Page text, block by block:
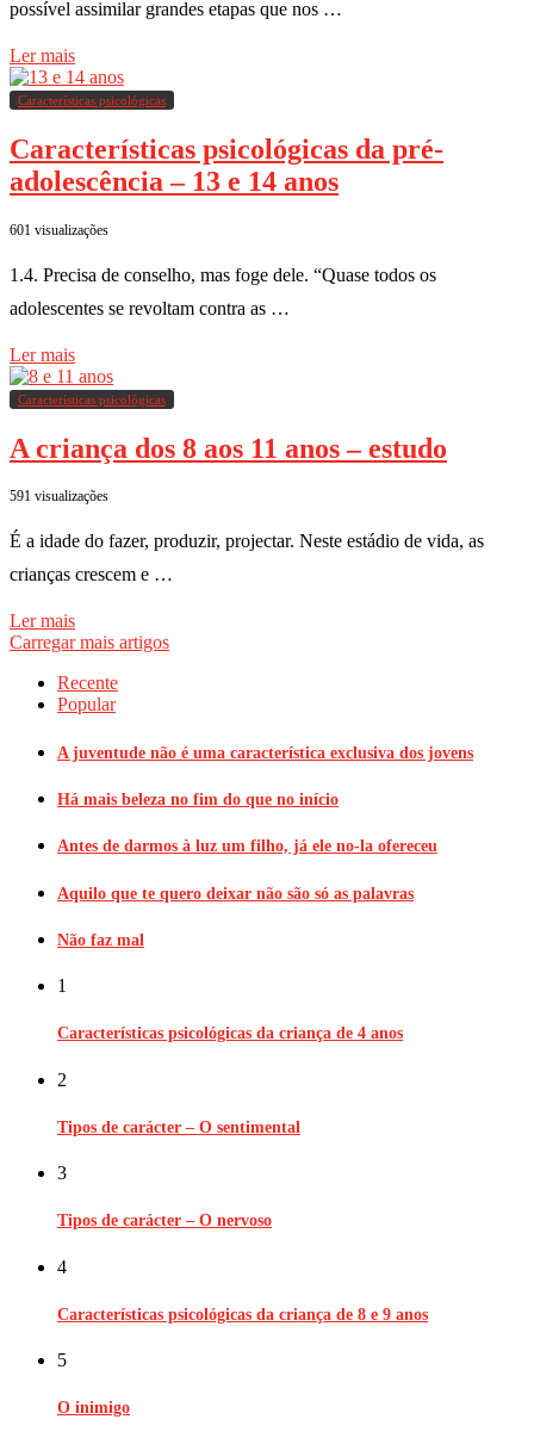
possível assimilar grandes etapas que nos …
Ler mais
Características psicológicas
Características psicológicas da pré-
adolescência – 13 e 14 anos
601 visualizações
1.4. Precisa de conselho, mas foge dele. “Quase todos os
adolescentes se revoltam contra as …
Ler mais
Características psicológicas
A criança dos 8 aos 11 anos – estudo
591 visualizações
É a idade do fazer, produzir, projectar. Neste estádio de vida, as
crianças crescem e …
Ler mais
Carregar mais artigos
Recente
Popular
A juventude não é uma característica exclusiva dos jovens
Há mais beleza no fim do que no início
Antes de darmos à luz um filho, já ele no-la ofereceu
Aquilo que te quero deixar não são só as palavras
Não faz mal
1
Características psicológicas da criança de 4 anos
2
Tipos de carácter – O sentimental
3
Tipos de carácter – O nervoso
4
Características psicológicas da criança de 8 e 9 anos
5
O inimigo